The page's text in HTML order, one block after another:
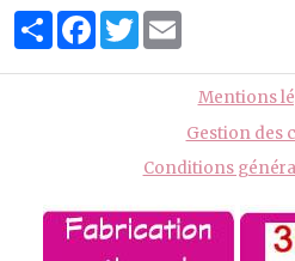
PartagerFacebook
Twitter
Mentions
Gestion des
Conditions